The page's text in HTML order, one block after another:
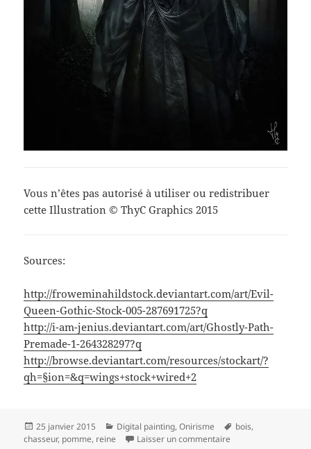
Vous n’êtes pas autorisé à utiliser ou redistribuer
cette Illustration © ThyC Graphics 2015
Sources:
http://froweminahildstock.deviantart.com/art/Evil-
Queen-Gothic-Stock-005-287691725?q
http://i-am-jenius.deviantart.com/art/Ghostly-Path-
Premade-1-264328297?q
http://browse.deviantart.com/resources/stockart/?
qh=§ion=&q=wings+stock+wired+2
Publié
le
25 janvier 2015 Catégories
Digital painting,Onirisme
Mots-
bois,
chasseur, pomme, reine Laisser un commentaire